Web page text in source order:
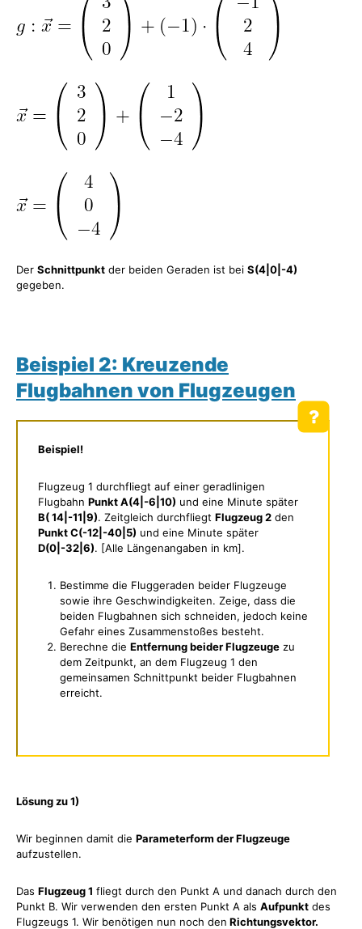
Der Schnittpunkt der beiden Geraden ist bei S(4|0|-4)
gegeben.
Beispiel 2: Kreuzende
Flugbahnen von Flugzeugen
Beispiel!
Flugzeug 1 durchfliegt auf einer geradlinigen
Flugbahn Punkt A(4|-6|10) und eine Minute später
B( 14|-11|9). Zeitgleich durchfliegt Flugzeug 2 den
Punkt C(-12|-40|5) und eine Minute später
D(0|-32|6). [Alle Längenangaben in km].
Bestimme die Fluggeraden beider Flugzeuge
sowie ihre Geschwindigkeiten. Zeige, dass die
beiden Flugbahnen sich schneiden, jedoch keine
Gefahr eines Zusammenstoßes besteht.
Berechne die Entfernung beider Flugzeuge zu
dem Zeitpunkt, an dem Flugzeug 1 den
gemeinsamen Schnittpunkt beider Flugbahnen
erreicht.
Lösung zu 1)
Wir beginnen damit die Parameterform der Flugzeuge
aufzustellen.
Das Flugzeug 1 fliegt durch den Punkt A und danach durch den
Punkt B. Wir verwenden den ersten Punkt A als Aufpunkt des
Flugzeugs 1. Wir benötigen nun noch den Richtungsvektor.